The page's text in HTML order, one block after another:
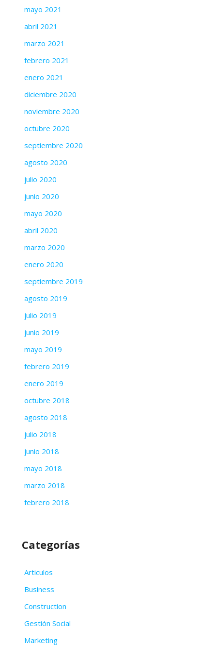
mayo 2021
abril 2021
marzo 2021
febrero 2021
enero 2021
diciembre 2020
noviembre 2020
octubre 2020
septiembre 2020
agosto 2020
julio 2020
junio 2020
mayo 2020
abril 2020
marzo 2020
enero 2020
septiembre 2019
agosto 2019
julio 2019
junio 2019
mayo 2019
febrero 2019
enero 2019
octubre 2018
agosto 2018
julio 2018
junio 2018
mayo 2018
marzo 2018
febrero 2018
Categorías
Articulos
Business
Construction
Gestión Social
Marketing